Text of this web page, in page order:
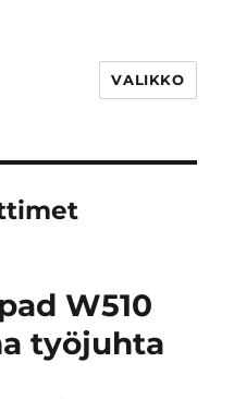
VALIKKO
W510
työjuhta